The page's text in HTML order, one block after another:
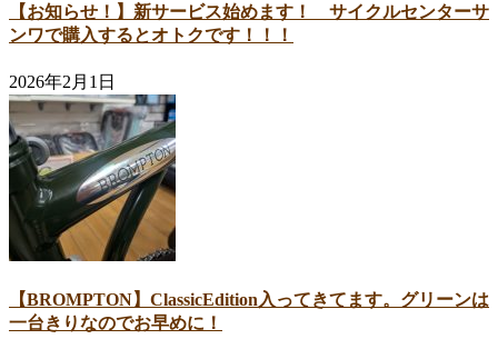
【お知らせ！】新サービス始めます！ サイクルセンターサ
ンワで購入するとオトクです！！！
2026年2月1日
【BROMPTON】ClassicEdition入ってきてます。グリーンは
一台きりなのでお早めに！